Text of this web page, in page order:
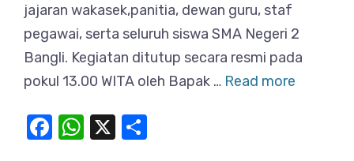
jajaran wakasek,panitia, dewan guru, staf
pegawai, serta seluruh siswa SMA Negeri 2
Bangli. Kegiatan ditutup secara resmi pada
pokul 13.00 WITA oleh Bapak … Read more
F
W X